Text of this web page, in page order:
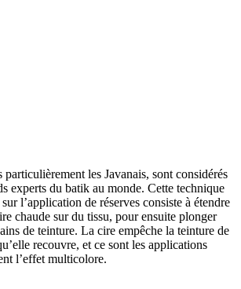
les Javanais, sont considérés
experts du batik au monde. Cette technique
l’application de réserves consiste à étendre
chaude sur du tissu, pour ensuite plonger
de teinture. La cire empêche la teinture de
recouvre, et ce sont les applications
l’effet multicolore.